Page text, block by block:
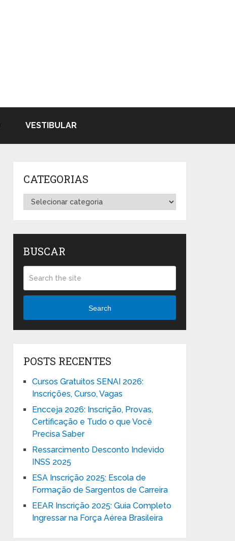
VESTIBULAR
CATEGORIAS
Categorias
BUSCAR
Search
POSTS RECENTES
Cursos Gratuitos SENAI 2026:
Inscrições, Curso, Vagas
Encceja 2026: Inscrição, Provas,
Certificação e Tudo o que Você
Precisa Saber
Ressarcimento Desconto Indevido
INSS 2025
ESA Inscrição 2025: Escola de
Formação de Sargentos de Carreira
EEAR Inscrição 2025: Guia Completo
Ingressar na Força Aérea Brasileira